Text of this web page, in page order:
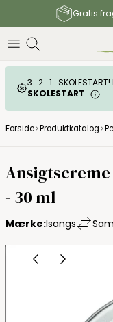
Gratis
3.. 2.. 1..
SKOLESTART
Forside Produktkatalog
- 30 ml
Mærke:Isangs